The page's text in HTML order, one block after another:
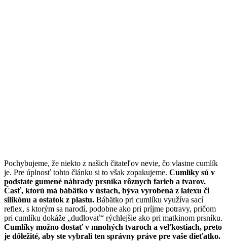
Pochybujeme, že niekto z našich čitateľov nevie, čo vlastne cumlík
je. Pre úplnosť tohto článku si to však zopakujeme. Cumlíky sú v
podstate gumené náhrady prsníka rôznych farieb a tvarov.
Časť, ktorú má bábätko v ústach, býva vyrobená z latexu či
silikónu a ostatok z plastu. Bábätko pri cumlíku využíva sací
reflex, s ktorým sa narodí, podobne ako pri príjme potravy, pričom
pri cumlíku dokáže „dudlovať“ rýchlejšie ako pri matkinom prsníku.
Cumlíky možno dostať v mnohých tvaroch a veľkostiach, preto
je dôležité, aby ste vybrali ten správny práve pre vaše dieťatko.